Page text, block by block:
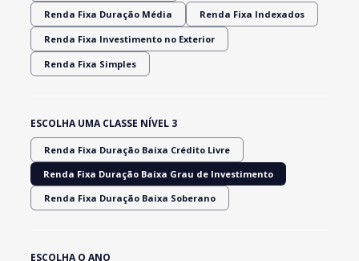
Renda Fixa Duração Média Renda Fixa Indexados
Renda Fixa Investimento no Exterior
Renda Fixa Simples
ESCOLHA UMA CLASSE NÍVEL 3
Renda Fixa Duração Baixa Crédito Livre
Renda Fixa Duração Baixa Grau de Investimento
Renda Fixa Duração Baixa Soberano
ESCOLHA O ANO